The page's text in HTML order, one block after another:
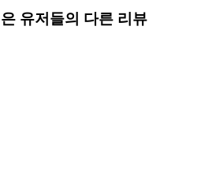
유저들의 다른 리뷰